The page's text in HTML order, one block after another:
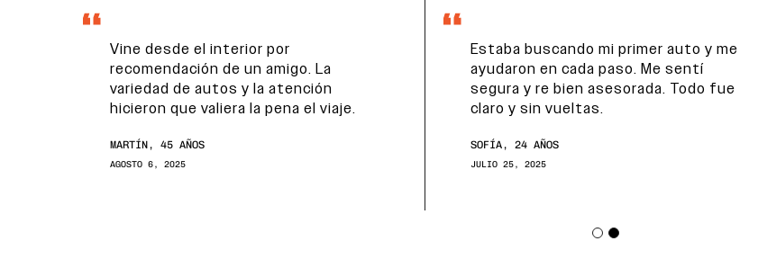
Vine desde el interior por
recomendación de un amigo. La
variedad de autos y la atención
hicieron que valiera la pena el viaje.
MARTÍN, 45 AÑOS
AGOSTO 6, 2025
Estaba buscando mi primer auto y me
ayudaron en cada paso. Me sentí
segura y re bien asesorada. Todo fue
claro y sin vueltas.
SOFÍA, 24 AÑOS
JULIO 25, 2025